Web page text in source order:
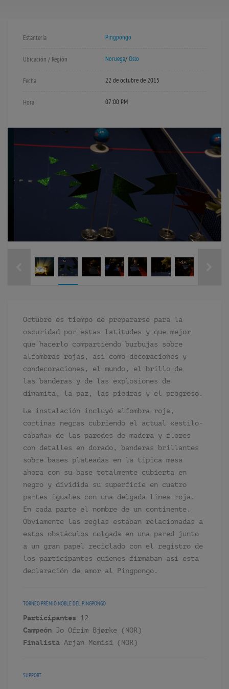
Estantería Pingpongo
Ubicación / Región Noruega/Oslo
Fecha 22 de octubre de 2015
Hora 07:00 PM
Octubre es tiempo de prepararse para la
oscuridad por estas latitudes y que mejor
que hacerlo compartiendo burbujas sobre
alfombras rojas, así como decoraciones y
condecoraciones, el mundo, el brillo de
las banderas y de las explosiones de
dinamita, la paz, las piedras y el progreso.
La instalación incluyó alfombra roja,
cortinas negras cubriendo el actual «estilo-
cabaña» de las paredes de madera y flores
con detalles en dorado, banderas brillantes
sobre bases plateadas en la típica mesa
ahora con su base totalmente cubierta en
negro y dividida su superficie en cuatro
partes iguales con una delgada línea roja.
En cada parte el nombre de un continente.
Obviamente las reglas estaban relacionadas a
estos obstáculos colgada en una pared junto
a un gran papel reciclado con el registro de
los participantes quienes firmaban así esta
declaración de amor al Pingpongo.
TORNEOPREMIO NOBLE DEL PINGPONGO
Participantes 12
Campeón Jo Ofrim Bjørke (NOR)
Finalista Arjan Memisi (NOR)
SUPPORT